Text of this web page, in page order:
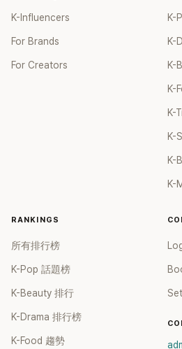
K-Influencers
For Brands
For Creators
K-
K-
K-
K-
K-
K-
K-
K-
RANKINGS
所有排行榜
K-Pop 話題榜
K-Beauty 排行
K-Drama 排行榜
K-Food 趨勢